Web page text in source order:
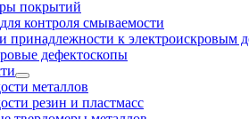
покрытий
контроля смываемости
принадлежности к электроискровым
дефектоскопы
металлов
резин и пластмасс